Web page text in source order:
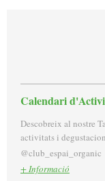
Calendari
Descobreix al nostre
activitats i
@club_espai_organic
+ Informació